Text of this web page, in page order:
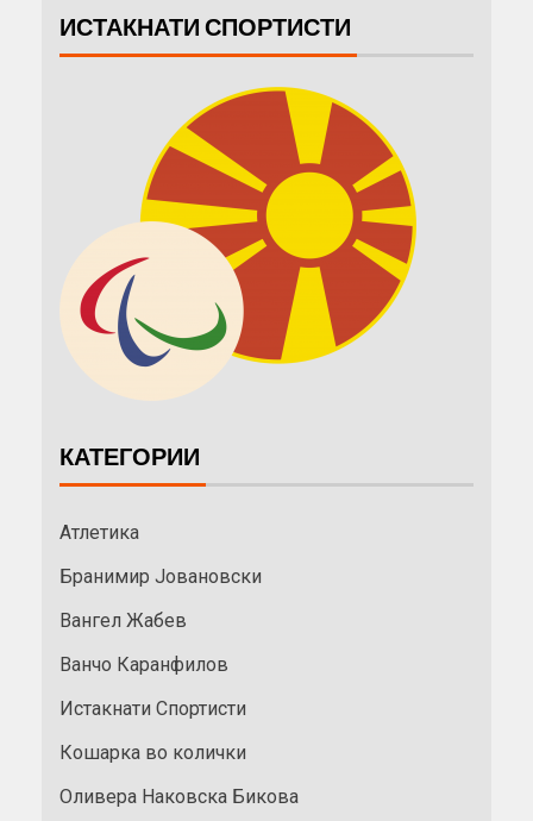
ИСТАКНАТИ СПОРТИСТИ
КАТЕГОРИИ
Атлетика
Бранимир Јовановски
Вангел Жабев
Ванчо Каранфилов
Истакнати Спортисти
Кошарка во колички
Оливера Наковска Бикова